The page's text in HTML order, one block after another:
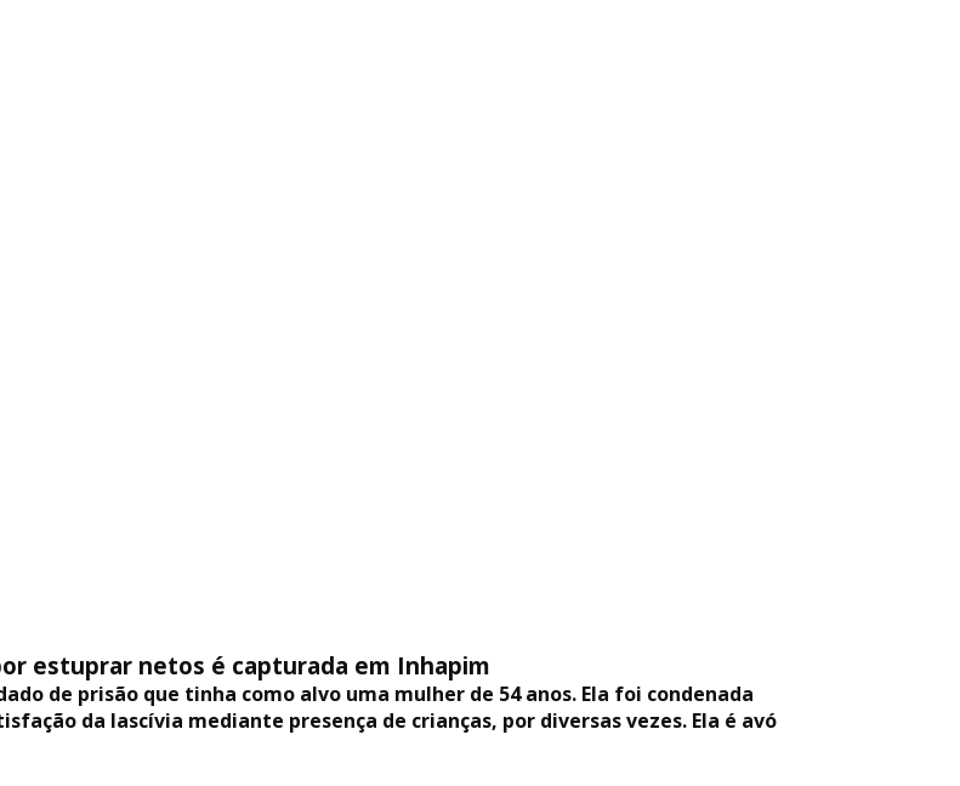
estuprar netos é capturada em Inhapim
de prisão que tinha como alvo uma mulher de 54 anos. Ela foi condenada
da lascívia mediante presença de crianças, por diversas vezes. Ela é avó